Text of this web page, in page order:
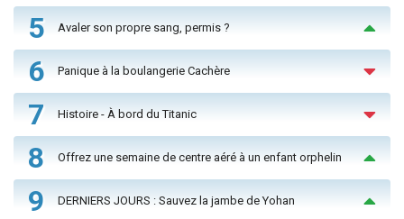
5 Avaler son propre sang, permis ?
6 Panique à la boulangerie Cachère
7 Histoire - À bord du Titanic
8 Offrez une semaine de centre aéré à un enfant orphelin
9 DERNIERS JOURS : Sauvez la jambe de Yohan